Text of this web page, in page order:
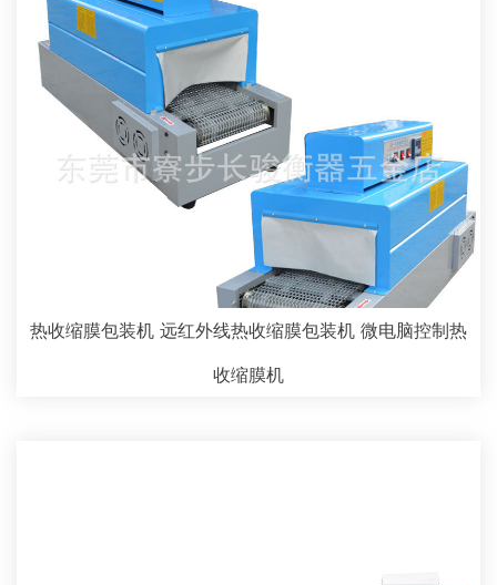
热收缩膜包装机 远红外线热收缩膜包装机 微电脑控制热
收缩膜机